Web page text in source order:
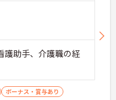
助手、介護職の経
ボーナス・賞与あり